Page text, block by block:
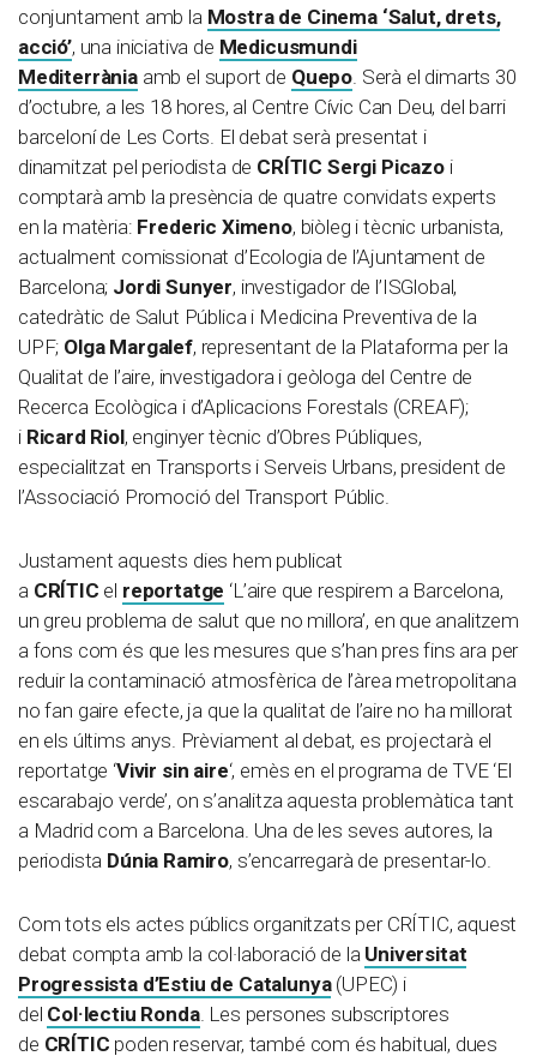
conjuntament amb la Mostra de Cinema ‘Salut, drets,
acció’, una iniciativa de Medicusmundi
Mediterràniaamb el suport de Quepo. Serà el dimarts 30
d’octubre, a les 18 hores, al Centre Cívic Can Deu, del barri
barceloní de Les Corts. El debat serà presentat i
dinamitzat pel periodista de CRÍTIC Sergi Picazoi
comptarà amb la presència de quatre convidats experts
en la matèria: Frederic Ximeno, biòleg i tècnic urbanista,
actualment comissionat d’Ecologia de l’Ajuntament de
Barcelona; Jordi Sunyer, investigador de l’ISGlobal,
catedràtic de Salut Pública i Medicina Preventiva de la
UPF; Olga Margalef, representant de la Plataforma per la
Qualitat de l’aire, investigadora i geòloga del Centre de
Recerca Ecològica i d’Aplicacions Forestals (CREAF);
i Ricard Riol, enginyer tècnic d’Obres Públiques,
especialitzat en Transports i Serveis Urbans, president de
l’Associació Promoció del Transport Públic.
Justament aquests dies hem publicat
a CRÍTIC el reportatge ‘L’aire que respirem a Barcelona,
un greu problema de salut que no millora’, en que analitzem
a fons com és que les mesures que s’han pres fins ara per
reduir la contaminació atmosfèrica de l’àrea metropolitana
no fan gaire efecte, ja que la qualitat de l’aire no ha millorat
en els últims anys. Prèviament al debat, es projectarà el
reportatge ‘Vivir sin aire‘, emès en el programa de TVE ‘El
escarabajo verde’, on s’analitza aquesta problemàtica tant
a Madrid com a Barcelona. Una de les seves autores, la
periodista Dúnia Ramiro, s’encarregarà de presentar-lo.
Com tots els actes públics organitzats per CRÍTIC, aquest
debat compta amb la col·laboració de la Universitat
Progressista d’Estiu de Catalunya(UPEC) i
del Col·lectiu Ronda. Les persones subscriptores
de CRÍTIC poden reservar, també com és habitual, dues